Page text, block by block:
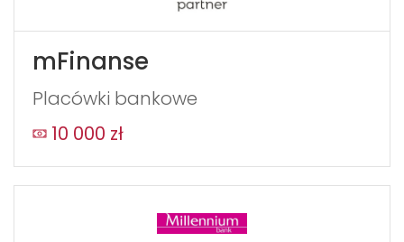
mFinanse
Placówki bankowe
10 000 zł